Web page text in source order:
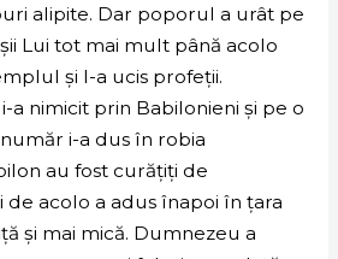
alipite. Dar poporul a urât pe
Lui tot mai mult până acolo
și I-a ucis profeții.
a nimicit prin Babilonieni și pe o
i-a dus în robia
au fost curățiți de
acolo a adus înapoi în țara
și mai mică. Dumnezeu a